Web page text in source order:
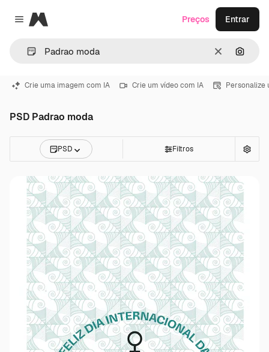
Close menu
Magnific
Limpar
Preços Entrar
Crie uma imagem com IA Crie um vídeo com IA Personalize
PSD Padrao moda
PSD Filtros